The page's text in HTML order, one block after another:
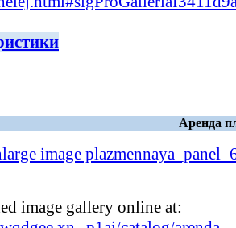
Аренда
image gallery online at: